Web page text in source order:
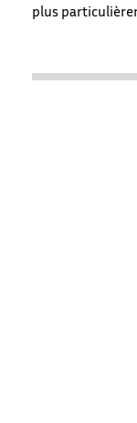
plus